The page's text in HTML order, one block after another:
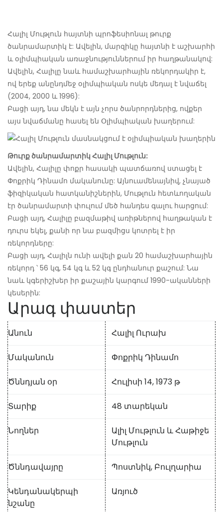
Հալիլ Մութլուն հայտնի պրոֆեսիոնալ թուրք
ծանրամարտիկ է: Ավելին, մարզիկը հայտնի է աշխարհի
և օլիմպիական առաջնություններում իր հաղթանակով:
Ավելին, Հալիլը նաև համաշխարհային ռեկորդակիր է,
ով երեք անընդմեջ օլիմպիական ոսկե մեդալ է նվաճել
(2004, 2000 և 1996):
Բացի այդ, նա մեկն է այն չորս ծանրորդներից, ովքեր
այս նվաճմանը հասել են Օլիմպիական խաղերում:
Թուրք ծանրամարտիկ Հալիլ Մութլուն:
Ավելին, Հալիլը փոքր հասակի պատճառով ստացել է
Փոքրիկ Դինամո մականունը: Այնուամենայնիվ, չնայած
ֆիզիկական հատկանիշներին, Մութլուն հետևողական
էր ծանրամարտի փուլում մեծ հանդես գալու հարցում:
Բացի այդ, Հալիլը բազմաթիվ առիթներով հաղթական է
դուրս եկել, քանի որ նա բազմիցս կոտրել է իր
ռեկորդները:
Բացի այդ, Հալիլն ունի ավելի քան 20 համաշխարհային
ռեկորդ ՝ 56 կգ, 54 կգ և 52 կգ ընդհանուր քաշում: Նա
նաև կգերիշխեր իր քաշային կարգում 1990-ականների
կեսերին:
Արագ փաստեր
Անուն Հալիլ Ուրախ
Մականուն Փոքրիկ Դինամո
Ծննդյան օր Հուլիսի 14, 1973 թ
Տարիք 48 տարեկան
Նողներ
Ալիլ Մութլուն և Հաթիջե
Մութլուն
Ծննդավայրը Պոստնիկ, Բուլղարիա
Կենդանակերպի
նշանը
Առյուծ